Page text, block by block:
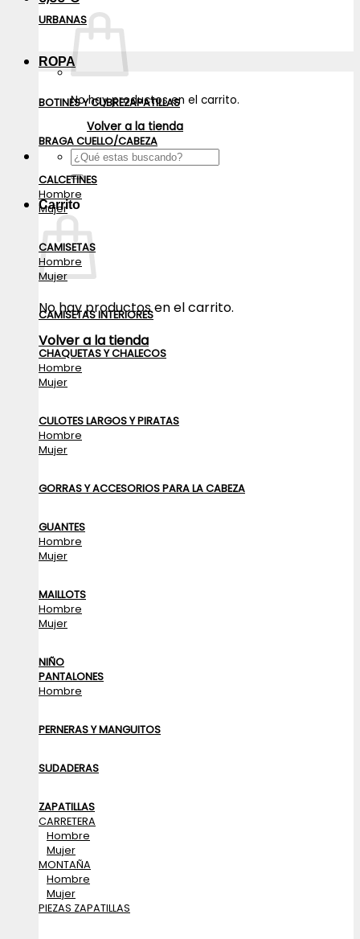
No hay productos en el carrito.
Volver a la tienda
Buscar
por:
Carrito
No hay productos en el carrito.
Volver a la tienda
URBANAS
ROPA
BOTINES Y CUBREZAPATILLAS
BRAGA CUELLO/CABEZA
CALCETINES
Hombre
Mujer
CAMISETAS
Hombre
Mujer
CAMISETAS INTERIORES
CHAQUETAS Y CHALECOS
Hombre
Mujer
CULOTES LARGOS Y PIRATAS
Hombre
Mujer
GORRAS Y ACCESORIOS PARA LA CABEZA
GUANTES
Hombre
Mujer
MAILLOTS
Hombre
Mujer
NIÑO
PANTALONES
Hombre
PERNERAS Y MANGUITOS
SUDADERAS
ZAPATILLAS
CARRETERA
Hombre
Mujer
MONTAÑA
Hombre
Mujer
PIEZAS ZAPATILLAS